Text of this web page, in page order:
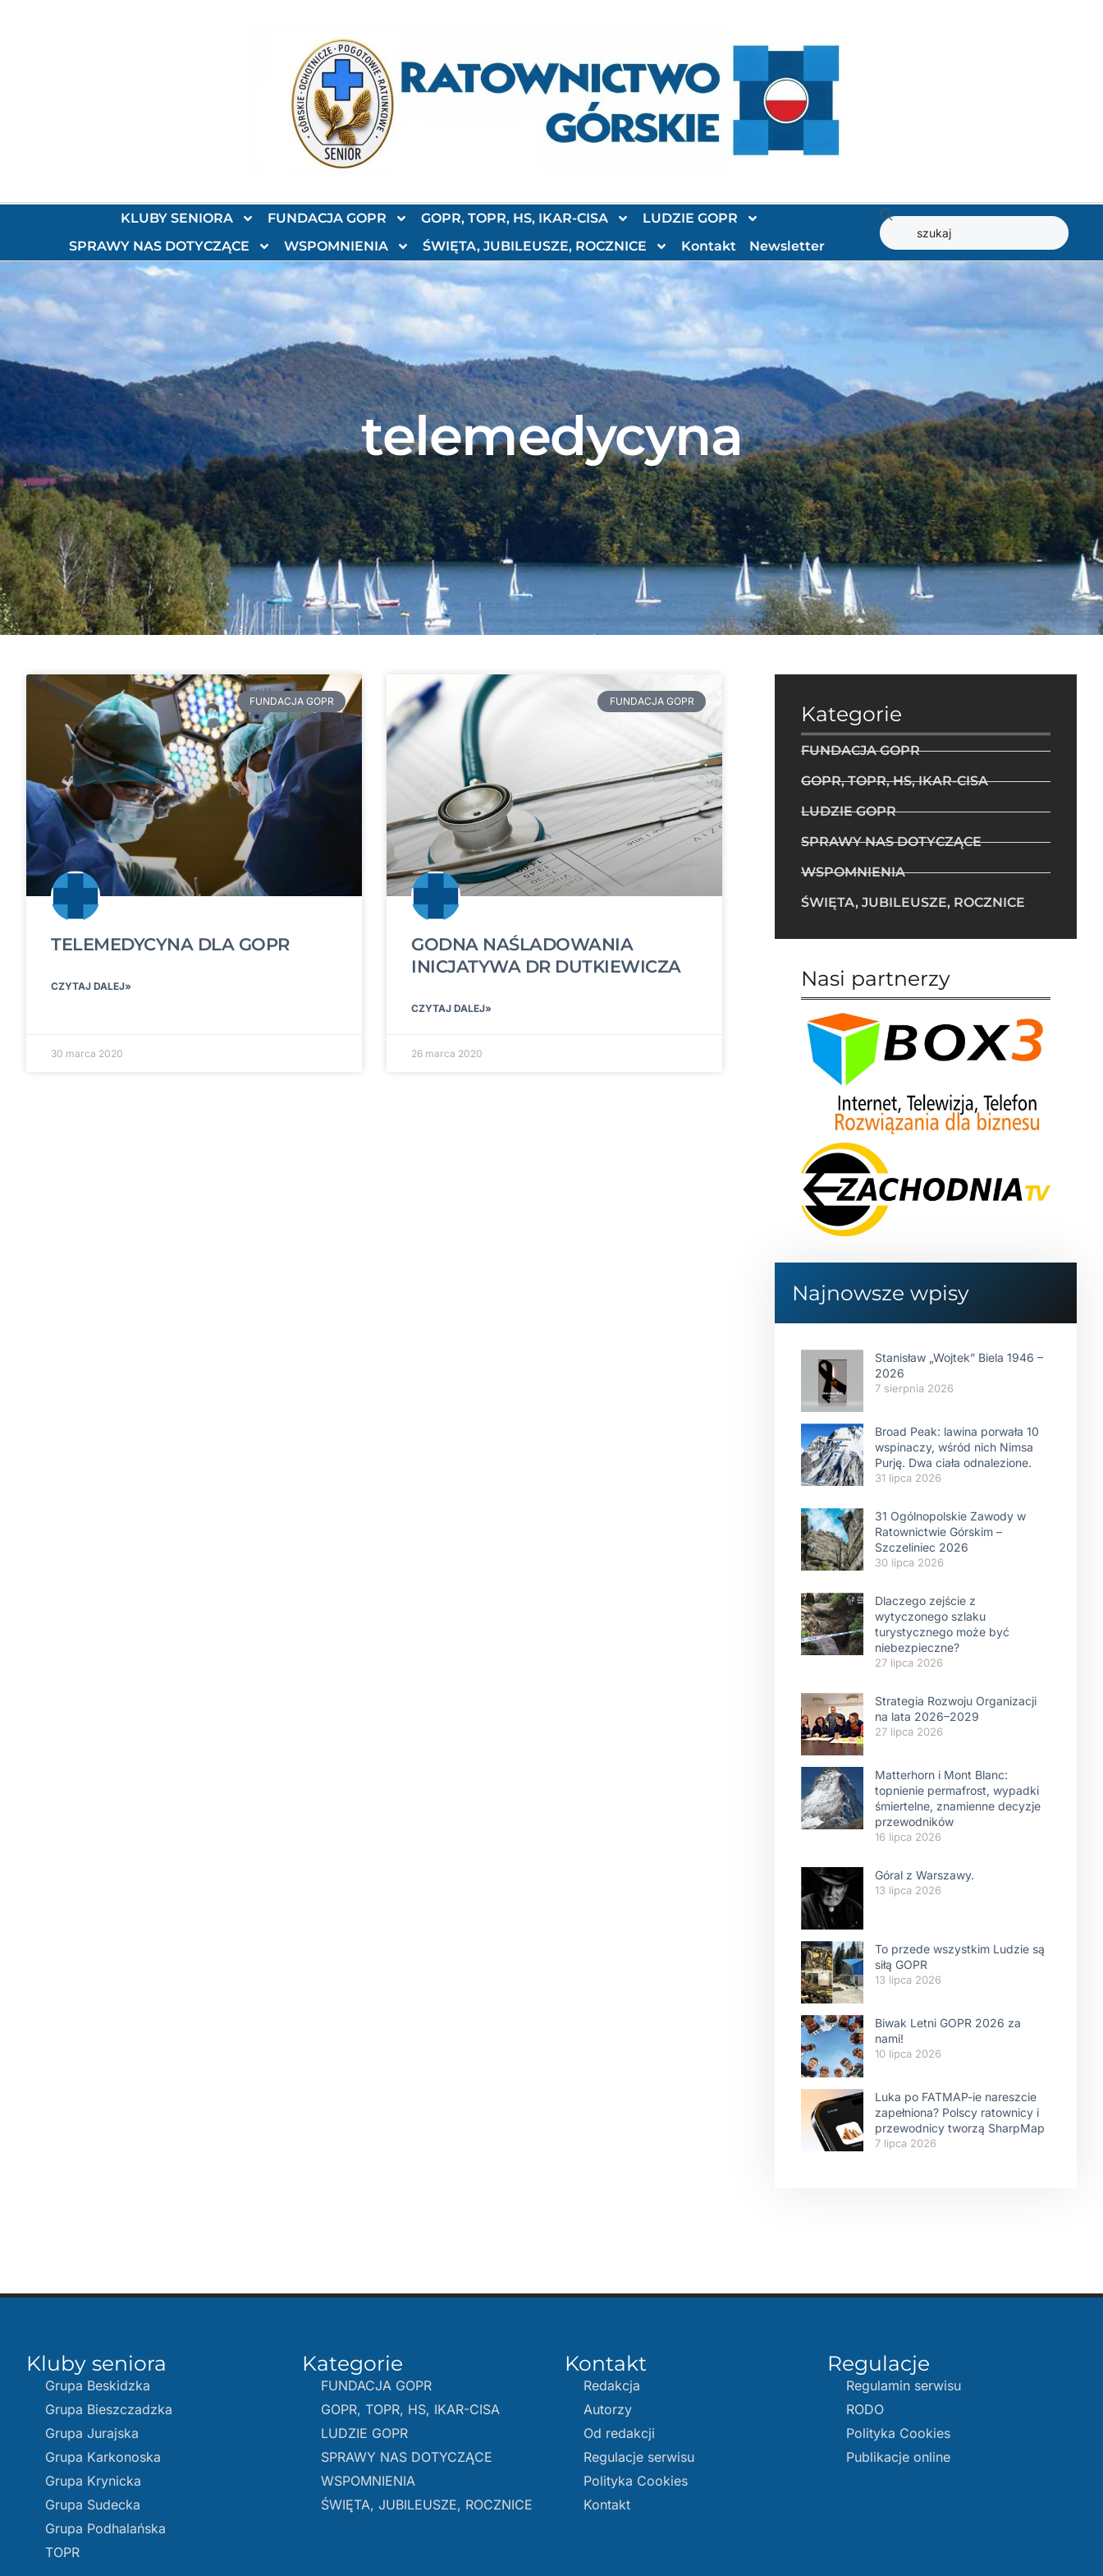
KLUBY SENIORA FUNDACJA GOPR GOPR, TOPR, HS, IKAR-CISA
LUDZIE GOPR
SPRAWY NAS DOTYCZĄCE
WSPOMNIENIA ŚWIĘTA, JUBILEUSZE, ROCZNICE Kontakt Newsletter
telemedycyna
FUNDACJA GOPR
TELEMEDYCYNA DLA GOPR
CZYTAJ DALEJ»
30 marca 2020
FUNDACJA GOPR
GODNA NAŚLADOWANIA
INICJATYWA DR DUTKIEWICZA
CZYTAJ DALEJ»
26 marca 2020
Kategorie
FUNDACJA GOPR
GOPR, TOPR, HS, IKAR-CISA
LUDZIE GOPR
SPRAWY NAS DOTYCZĄCE
WSPOMNIENIA
ŚWIĘTA, JUBILEUSZE, ROCZNICE
Nasi partnerzy
Najnowsze wpisy
Stanisław „Wojtek” Biela 1946 –
2026
7 sierpnia 2026
Broad Peak: lawina porwała 10
wspinaczy, wśród nich Nimsa
Purję. Dwa ciała odnalezione.
31 lipca 2026
31 Ogólnopolskie Zawody w
Ratownictwie Górskim –
Szczeliniec 2026
30 lipca 2026
Dlaczego zejście z
wytyczonego szlaku
turystycznego może być
niebezpieczne?
27 lipca 2026
Strategia Rozwoju Organizacji
na lata 2026–2029
27 lipca 2026
Matterhorn i Mont Blanc:
topnienie permafrost, wypadki
śmiertelne, znamienne decyzje
przewodników
16 lipca 2026
Góral z Warszawy.
13 lipca 2026
To przede wszystkim Ludzie są
siłą GOPR
13 lipca 2026
Biwak Letni GOPR 2026 za
nami!
10 lipca 2026
Luka po FATMAP-ie nareszcie
zapełniona? Polscy ratownicy i
przewodnicy tworzą SharpMap
7 lipca 2026
Kluby seniora
Grupa Beskidzka​
Grupa Bieszczadzka
Grupa Jurajska
Grupa Karkonoska
Grupa Krynicka
Grupa Sudecka
Grupa Podhalańska
TOPR
Kategorie
FUNDACJA GOPR
GOPR, TOPR, HS, IKAR-CISA
LUDZIE GOPR
SPRAWY NAS DOTYCZĄCE
WSPOMNIENIA
ŚWIĘTA, JUBILEUSZE, ROCZNICE
Kontakt
Redakcja
Autorzy
Od redakcji
Regulacje serwisu
Polityka Cookies
Kontakt
Regulacje
Regulamin serwisu
RODO
Polityka Cookies
Publikacje online